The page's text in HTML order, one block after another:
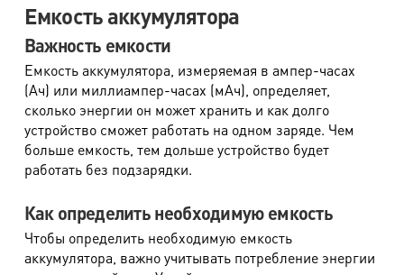
Емкость аккумулятора
Важность емкости
Емкость аккумулятора, измеряемая в ампер-часах
(Ач) или миллиампер-часах (мАч), определяет,
сколько энергии он может хранить и как долго
устройство сможет работать на одном заряде. Чем
больше емкость, тем дольше устройство будет
работать без подзарядки.
Как определить необходимую емкость
Чтобы определить необходимую емкость
аккумулятора, важно учитывать потребление энергии